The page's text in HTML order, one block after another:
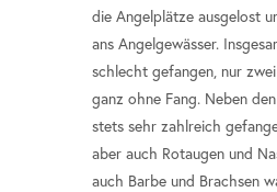
die Angelplätze ausgelost
ans Angelgewässer.
schlecht gefangen, nur
ganz ohne Fang. Neben
stets sehr zahlreich
aber auch Rotaugen und
auch Barbe und Brachsen